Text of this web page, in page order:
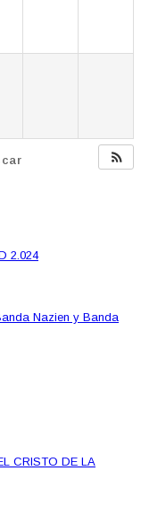
2.024
Nazien y Banda
CRISTO DE LA